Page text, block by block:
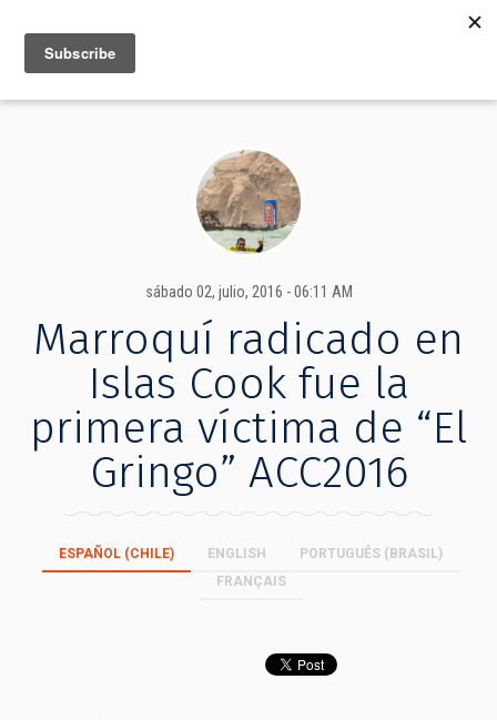
MENU
sábado 02, julio, 2016 - 06:11 AM
Marroquí radicado en
Islas Cook fue la
primera víctima de “El
Gringo” ACC2016
ESPAÑOL (CHILE) ENGLISH
PORTUGUÊS (BRASIL)
FRANÇAIS